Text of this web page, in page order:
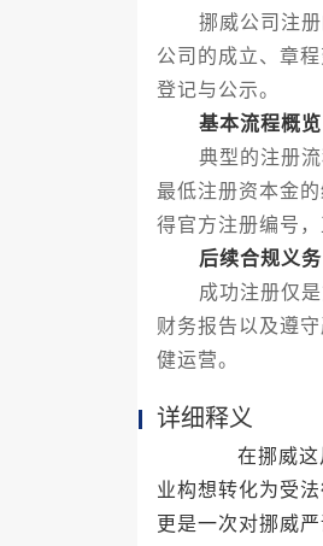
挪威公司注册的
公司的成立、章
登记与公示。
基本流程概览
典型的注册流程
最低注册资本金
得官方注册编号，
后续合规义务
成功注册仅是第
财务报告以及遵
健运营。
详细释义
在挪威这片
业构想转化为受
更是一次对挪威